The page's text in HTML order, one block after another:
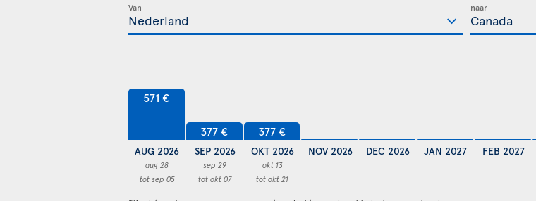
Van naar
571 €
AUG 2026
aug 28
tot sep 05
377 €
SEP 2026
sep 29
tot okt 07
377 €
OKT 2026
okt 13
tot okt 21
NOV 2026 DEC 2026 JAN 2027 FEB 2027